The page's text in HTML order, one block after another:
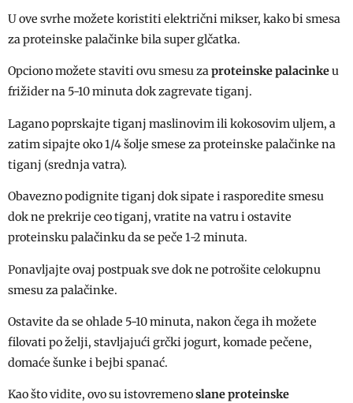
U ove svrhe možete koristiti električni mikser, kako bi smesa
za proteinske palačinke bila super glčatka.
Opciono možete staviti ovu smesu zaproteinske palacinkeu
frižider na 5-10 minuta dok zagrevate tiganj.
Lagano poprskajte tiganj maslinovim ili kokosovim uljem, a
zatim sipajte oko 1/4 šolje smese za proteinske palačinke na
tiganj (srednja vatra).
Obavezno podignite tiganj dok sipate i rasporedite smesu
dok ne prekrije ceo tiganj, vratite na vatru i ostavite
proteinsku palačinku da se peče 1-2 minuta.
Ponavljajte ovaj postpuak sve dok ne potrošite celokupnu
smesu za palačinke.
Ostavite da se ohlade 5-10 minuta, nakon čega ih možete
filovati po želji, stavljajući grčki jogurt, komade pečene,
domaće šunke i bejbi spanać.
Kao što vidite, ovo su istovremenoslane proteinske